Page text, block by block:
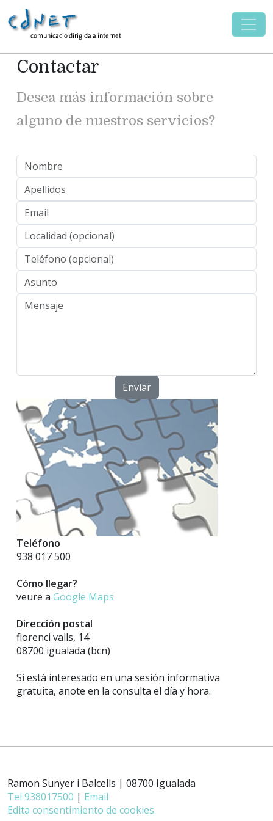
Contactar
Desea más información sobre
alguno de nuestros servicios?
Teléfono
938 017 500
Cómo llegar?
veure a Google Maps
Dirección postal
florenci valls, 14
08700 igualada (bcn)
Si está interesado en una sesión informativa
gratuita, anote en la consulta el día y hora.
Ramon Sunyer i Balcells | 08700 Igualada
Tel 938017500 | Email
Edita consentimiento de cookies